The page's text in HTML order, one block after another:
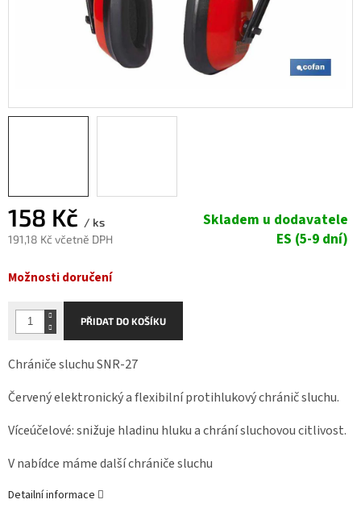
158 Kč / ks
191,18 Kč včetně DPH
cena:
Skladem u dodavatele
ES (5-9 dní)
Možnosti doručení
PŘIDAT DO KOŠÍKU
Chrániče sluchu SNR-27
Červený elektronický a flexibilní protihlukový chránič sluchu.
Víceúčelové: snižuje hladinu hluku a chrání sluchovou citlivost.
V nabídce máme další chrániče sluchu
Detailní informace